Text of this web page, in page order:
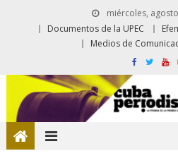
miércoles,
Documentos de la UPEC
Medios de